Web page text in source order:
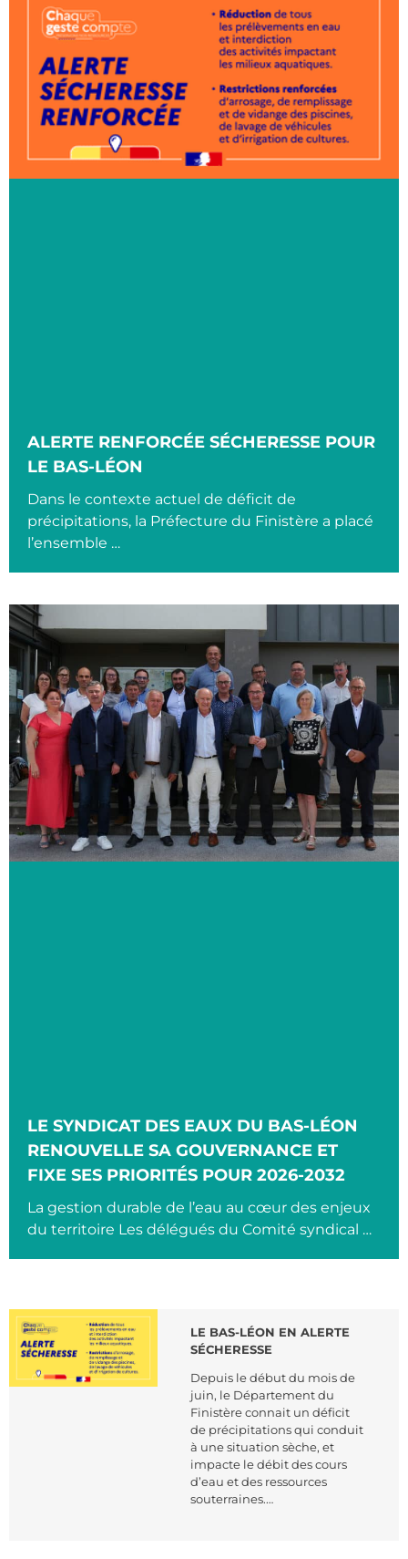
ALERTE RENFORCÉE SÉCHERESSE POUR
LE BAS-LÉON
Dans le contexte actuel de déficit de
précipitations, la Préfecture du Finistère a placé
l’ensemble …
LE SYNDICAT DES EAUX DU BAS-LÉON
RENOUVELLE SA GOUVERNANCE ET
FIXE SES PRIORITÉS POUR 2026-2032
La gestion durable de l’eau au cœur des enjeux
du territoire Les délégués du Comité syndical …
LE BAS-LÉON EN ALERTE
SÉCHERESSE
Depuis le début du mois de
juin, le Département du
Finistère connait un déficit
de précipitations qui conduit
à une situation sèche, et
impacte le débit des cours
d’eau et des ressources
souterraines.…